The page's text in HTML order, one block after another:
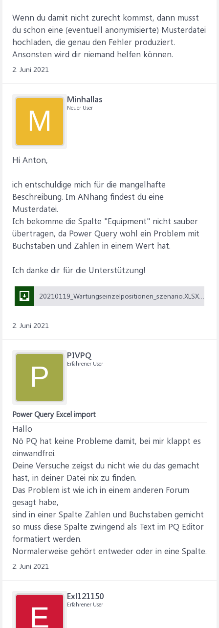
Wenn du damit nicht zurecht kommst, dann musst
du schon eine (eventuell anonymisierte) Musterdatei
hochladen, die genau den Fehler produziert.
Ansonsten wird dir niemand helfen können.
2. Juni 2021
M
Minhallas
Neuer User
Hi Anton,
ich entschuldige mich für die mangelhafte
Beschreibung. Im ANhang findest du eine
Musterdatei.
Ich bekomme die Spalte "Equipment" nicht sauber
übertragen, da Power Query wohl ein Problem mit
Buchstaben und Zahlen in einem Wert hat.
Ich danke dir für die Unterstützung!
20210119_Wartungseinzelpositionen_szenario.XLSX (1,9 MB)
2. Juni 2021
P
PIVPQ
Erfahrener User
Power Query Excel import
Hallo
Nö PQ hat keine Probleme damit, bei mir klappt es
einwandfrei.
Deine Versuche zeigst du nicht wie du das gemacht
hast, in deiner Datei nix zu finden.
Das Problem ist wie ich in einem anderen Forum
gesagt habe,
sind in einer Spalte Zahlen und Buchstaben gemicht
so muss diese Spalte zwingend als Text im PQ Editor
formatiert werden.
Normalerweise gehört entweder oder in eine Spalte.
2. Juni 2021
E
Exl121150
Erfahrener User